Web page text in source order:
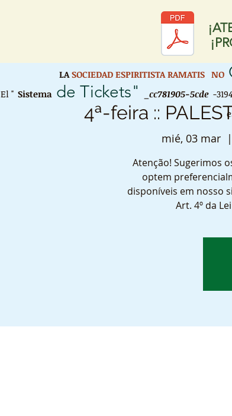
4ª-feira ::
mié, 03 mar
  |
Atenção! Sugerimos
optem
disponíveis em nosso
Art. 4º da
LA SOCIEDAD ESPIRITISTA RAMATIS NO
El " Sistemade Tickets" _cc781905-5cde -